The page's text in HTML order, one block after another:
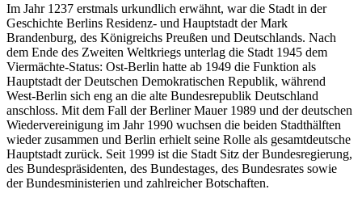
Im Jahr 1237 erstmals urkundlich erwähnt, war die Stadt in der
Geschichte Berlins Residenz- und Hauptstadt der Mark
Brandenburg, des Königreichs Preußen und Deutschlands. Nach
dem Ende des Zweiten Weltkriegs unterlag die Stadt 1945 dem
Viermächte-Status: Ost-Berlin hatte ab 1949 die Funktion als
Hauptstadt der Deutschen Demokratischen Republik, während
West-Berlin sich eng an die alte Bundesrepublik Deutschland
anschloss. Mit dem Fall der Berliner Mauer 1989 und der deutschen
Wiedervereinigung im Jahr 1990 wuchsen die beiden Stadthälften
wieder zusammen und Berlin erhielt seine Rolle als gesamtdeutsche
Hauptstadt zurück. Seit 1999 ist die Stadt Sitz der Bundesregierung,
des Bundespräsidenten, des Bundestages, des Bundesrates sowie
der Bundesministerien und zahlreicher Botschaften.